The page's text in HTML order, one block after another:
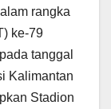
rangka
ke-79
tanggal
Kalimantan
Stadion